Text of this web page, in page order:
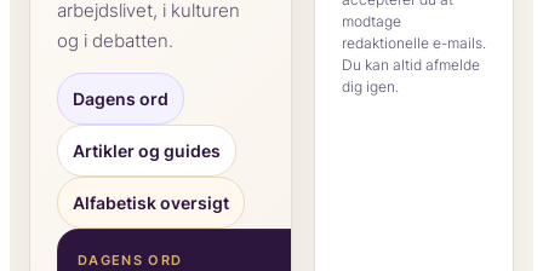
arbejdslivet, i kulturen
og i debatten.
Dagens ord
Artikler og guides
Alfabetisk oversigt
DAGENS ORD
modtage
redaktionelle e-mails.
Du kan altid afmelde
dig igen.